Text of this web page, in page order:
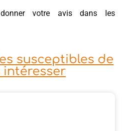
votre avis dans les
susceptibles de
intéresser